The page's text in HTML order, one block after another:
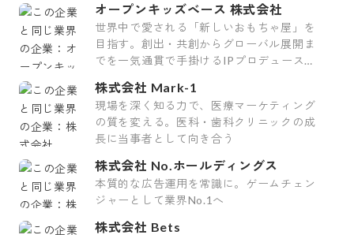
オープンキッズベース 株式会社
世界中で愛される「新しいおもちゃ屋」を
目指す。創出・共創からグローバル展開ま
でを一気通貫で手掛けるIPプロデュース企
株式会社 Mark-1
現場を深く知る力で、医療マーケティング
の質を変える。医科・歯科クリニックの成
長に当事者として向き合う
株式会社 No.ホールディングス
本質的な広告運用を常識に。ゲームチェン
ジャーとして業界No.1へ
株式会社 Bets